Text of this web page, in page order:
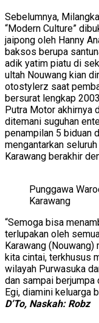
Sebelumnya,
“Modern Culture”
jaipong oleh Hanny
baksos berupa
adik yatim piatu di
ultah Nouwang kian
otostylerz saat
bersurat lengkap
Putra Motor akhirnya
ditemani suguhan
penampilan 5 biduan
mengantarkan
Karawang berakhir
Punggawa
Karawang
“Semoga bisa
terlupakan oleh
Karawang
kita cintai, terkhusus
wilayah Purwasuka
dan sampai berjumpa
Egi, diamini keluarga
D’To, Naskah: Robz